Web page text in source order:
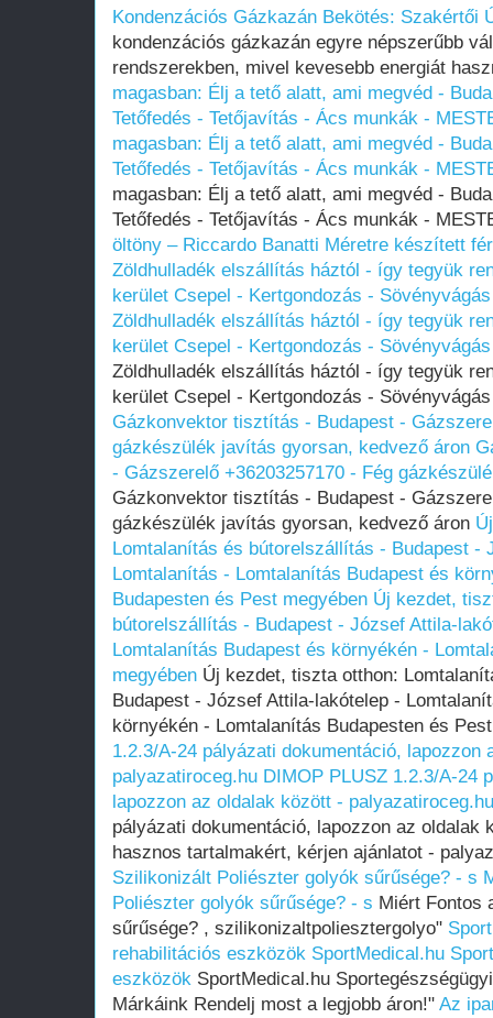
Kondenzációs Gázkazán Bekötés: Szakértői
kondenzációs gázkazán egyre népszerűbb
rendszerekben, mivel kevesebb energiát
magasban: Élj a tető alatt, ami megvéd -
Tetőfedés - Tetőjavítás - Ács munkák -
magasban: Élj a tető alatt, ami megvéd -
Tetőfedés - Tetőjavítás - Ács munkák -
magasban: Élj a tető alatt, ami megvéd -
Tetőfedés - Tetőjavítás - Ács munkák -
öltöny – Riccardo Banatti Méretre készített
Zöldhulladék elszállítás háztól - így tegyük
kerület Csepel - Kertgondozás -
Zöldhulladék elszállítás háztól - így tegyük
kerület Csepel - Kertgondozás -
Zöldhulladék elszállítás háztól - így tegyük
kerület Csepel - Kertgondozás -
Gázkonvektor tisztítás - Budapest -
gázkészülék javítás gyorsan, kedvező áron
- Gázszerelő +36203257170 - Fég
Gázkonvektor tisztítás - Budapest -
gázkészülék javítás gyorsan, kedvező áron
Lomtalanítás és bútorelszállítás - Budapest -
Lomtalanítás - Lomtalanítás Budapest és
Budapesten és Pest megyében Új kezdet,
bútorelszállítás - Budapest - József Attila-
Lomtalanítás Budapest és környékén -
megyében Új kezdet, tiszta otthon:
Budapest - József Attila-lakótelep -
környékén - Lomtalanítás Budapesten és
1.2.3/A-24 pályázati dokumentáció, lapozzon
palyazatiroceg.hu DIMOP PLUSZ 1.2.3/A-24
lapozzon az oldalak között - palyazatiroceg.hu
pályázati dokumentáció, lapozzon az oldalak
hasznos tartalmakért, kérjen ajánlatot -
Szilikonizált Poliészter golyók sűrűsége? - s
Poliészter golyók sűrűsége? - s Miért Fontos
sűrűsége? , szilikonizaltpoliesztergolyo"
rehabilitációs eszközök SportMedical.hu
eszközök SportMedical.hu
Márkáink Rendelj most a legjobb áron!" Az